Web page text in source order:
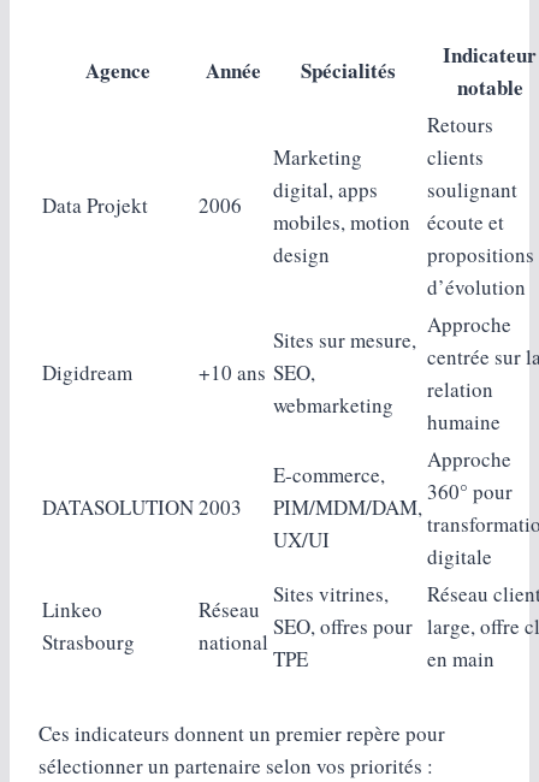
Agence Année Spécialités
Indicateur
notable
Data Projekt 2006
Marketing
digital, apps
mobiles, motion
design
Retours
clients
soulignant
écoute et
propositions
d’évolution
Digidream +10 ans
Sites sur mesure,
SEO,
webmarketing
Approche
centrée sur
relation
humaine
DATASOLUTION2003
E‑commerce,
PIM/MDM/DAM,
UX/UI
Approche
360° pour
digitale
Linkeo
Strasbourg
Réseau
national
Sites vitrines,
SEO, offres pour
TPE
Réseau
large, offre
en main
Ces indicateurs donnent un premier repère pour
sélectionner un partenaire selon vos priorités :